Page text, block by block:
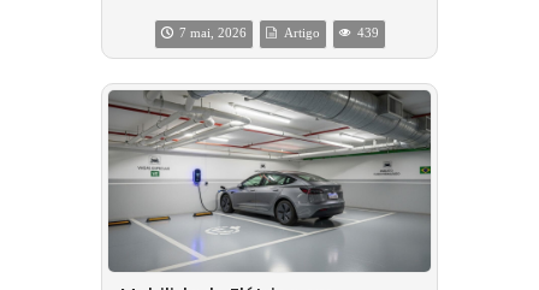
7 mai, 2026 Artigo 439